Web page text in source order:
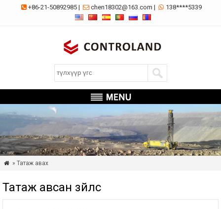
 +86-21-50892985 |  chen18302@163.com |  138****5339
 » Татаж авах
Татаж авсан зүйлс